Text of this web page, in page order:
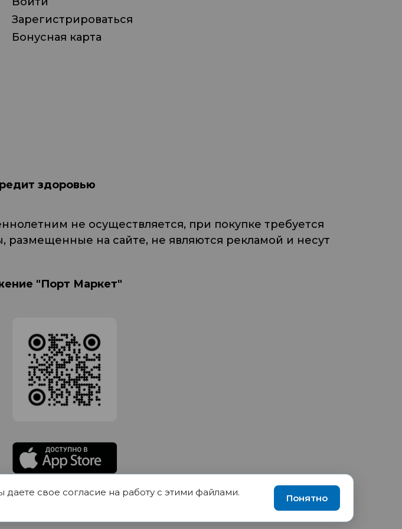
Зарегистрироваться
Бонусная карта
здоровью
не осуществляется, при покупке требуется
на сайте, не являются рекламой и несут
"Порт Маркет"
СИГМАТОРГ, ОГРН 1191690035570, ИНН 1655417189
дом 7, пом 1013, офис 5
даете свое согласие на работу с этими файлами.
Понятно